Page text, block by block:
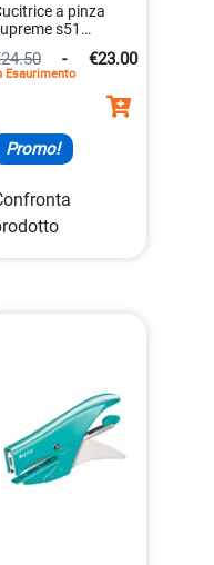
a pinza
s51
- €23.00
Esaurimento
Promo!